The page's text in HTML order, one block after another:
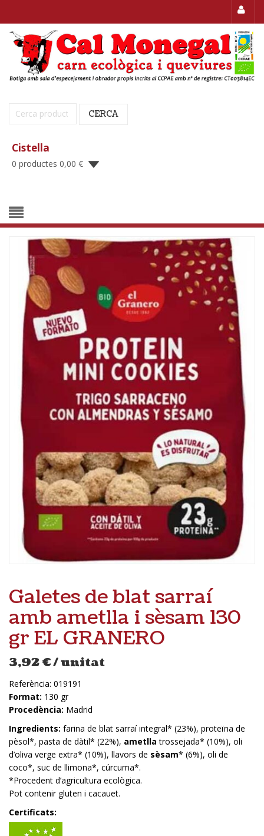
Cerca: CERCA
Cistella
0 productes 0,00 €
Galetes de blat sarraí
amb ametlla i sèsam 130
gr EL GRANERO
3,92€/ unitat
Referència: 019191
Format: 130 gr
Procedència: Madrid
Ingredients: farina de blat sarraí integral* (23%), proteïna de
pèsol*, pasta de dàtil* (22%), ametlla trossejada* (10%), oli
d’oliva verge extra* (10%), llavors de sèsam* (6%), oli de
coco*, suc de llimona*, cúrcuma*.
*Procedent d’agricultura ecològica.
Pot contenir gluten i cacauet.
Certificats: